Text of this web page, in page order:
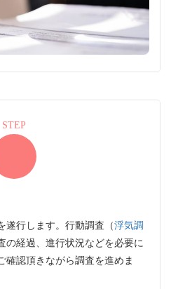
STEP
遂行します。行動調査（浮気調
の経過、進行状況などを必要に
確認頂きながら調査を進めま